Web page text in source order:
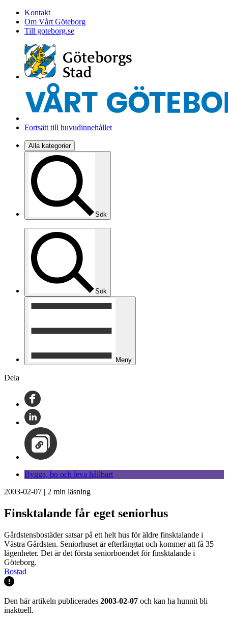
Kontakt
Om Vårt Göteborg
Till goteborg.se
Fortsätt till huvudinnehållet
Alla kategorier
Sök
Sök
Meny
Dela
Bygga, bo och leva hållbart
2003-02-07 | 2 min läsning
Finsktalande får eget seniorhus
Gårdstensbostäder satsar på ett helt hus för äldre finsktalande i
Västra Gårdsten. Seniorhuset är efterlängtat och kommer att få 35
lägenheter. Det är det första seniorboendet för finsktalande i
Göteborg.
Bostad
Den här artikeln publicerades 2003-02-07 och kan ha hunnit bli
inaktuell.